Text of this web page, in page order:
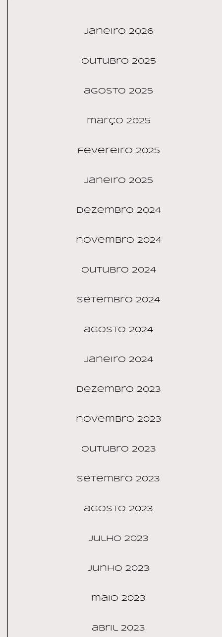
janeiro 2026
outubro 2025
agosto 2025
março 2025
fevereiro 2025
janeiro 2025
dezembro 2024
novembro 2024
outubro 2024
setembro 2024
agosto 2024
janeiro 2024
dezembro 2023
novembro 2023
outubro 2023
setembro 2023
agosto 2023
julho 2023
junho 2023
maio 2023
abril 2023